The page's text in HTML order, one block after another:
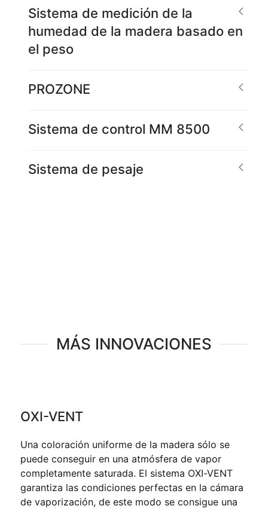
Sistema de medición de la
humedad de la madera basado en
el peso
PROZONE
Sistema de control MM 8500
Sistema de pesaje
MÁS INNOVACIONES
OXI-VENT
Una coloración uniforme de la madera sólo se
puede conseguir en una atmósfera de vapor
completamente saturada. El sistema OXI-VENT
garantiza las condiciones perfectas en la cámara
de vaporización, de este modo se consigue una